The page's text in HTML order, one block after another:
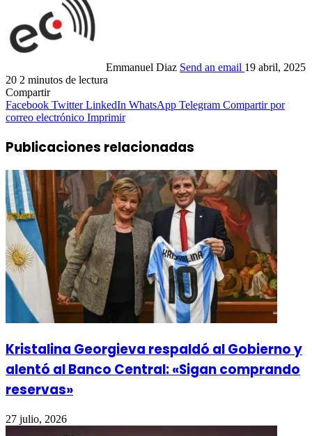
Emmanuel Diaz Send an email 19 abril, 2025
20 2 minutos de lectura
Compartir
Facebook Twitter LinkedIn WhatsApp Telegram Compartir por
correo electrónico Imprimir
Publicaciones relacionadas
Kristalina Georgieva respaldó al Gobierno y
alentó al Banco Central: «Sigan comprando
reservas»
27 julio, 2026